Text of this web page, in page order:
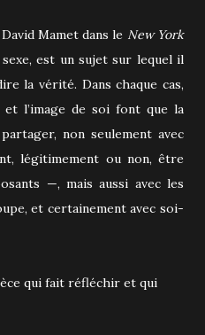
Mamet dans le New York
est un sujet sur lequel il
la vérité. Dans chaque cas,
l’image de soi font que la
non seulement avec
légitimement ou non, être
—, mais aussi avec les
et certainement avec soi-
qui fait réfléchir et qui